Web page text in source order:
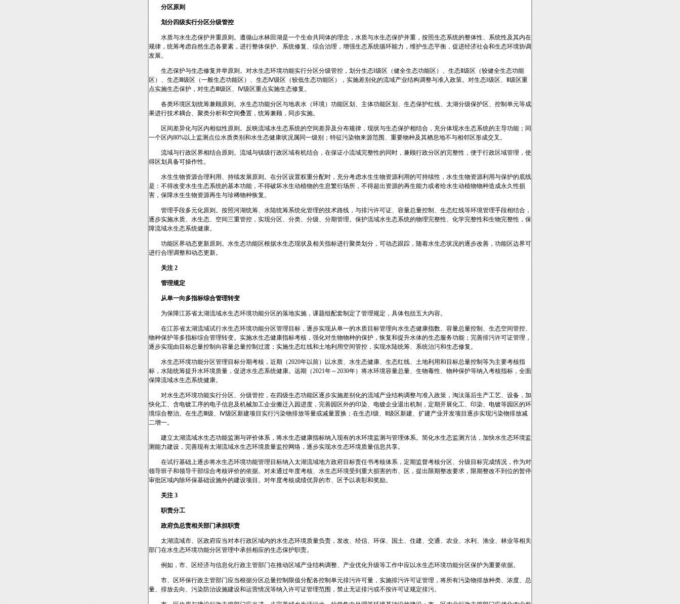
分区原则
划分四级实行分区分级管控
水质与水生态保护并重原则。遵循山水林田湖是一个生命共同体的理念，水质与水生态保护并重，按照生态系统的整体性、系统性及其内在
规律，统筹考虑自然生态各要素，进行整体保护、系统修复、综合治理，增强生态系统循环能力，维护生态平衡，促进经济社会和生态环境协调
发展。
生态保护与生态修复并举原则。对水生态环境功能实行分区分级管控，划分生态Ⅰ级区（健全生态功能区）、生态Ⅱ级区（较健全生态功能
区）、生态Ⅲ级区（一般生态功能区）、生态Ⅳ级区（较低生态功能区），实施差别化的流域产业结构调整与准入政策。对生态Ⅰ级区、Ⅱ级区重
点实施生态保护，对生态Ⅲ级区、Ⅳ级区重点实施生态修复。
各类环境区划统筹兼顾原则。水生态功能分区与地表水（环境）功能区划、主体功能区划、生态保护红线、太湖分级保护区、控制单元等成
果进行技术耦合、聚类分析和空间叠置，统筹兼顾，同步实施。
区间差异化与区内相似性原则。反映流域水生态系统的空间差异及分布规律，现状与生态保护相结合，充分体现水生态系统的主导功能；同
一个区内80%以上监测点位水质类别和水生态健康状况属同一级别；特征污染物来源范围、重要物种及其栖息地不与相邻区形成交叉。
流域与行政区界相结合原则。流域与镇级行政区域有机结合，在保证小流域完整性的同时，兼顾行政分区的完整性，便于行政区域管理，使
得区划具备可操作性。
水生生物资源合理利用、持续发展原则。在分区设置权重分配时，充分考虑水生生物资源利用的可持续性，水生生物资源利用与保护的底线
是：不得改变水生生态系统的基本功能，不得破坏水生动植物的生息繁衍场所，不得超出资源的再生能力或者给水生动植物物种造成永久性损
害，保障水生生物资源再生与珍稀物种恢复。
管理手段多元化原则。按照河湖统筹、水陆统筹系统化管理的技术路线，与排污许可证、容量总量控制、生态红线等环境管理手段相结合，
逐步实施水质、水生态、空间三重管控，实现分区、分类、分级、分期管理。保护流域水生态系统的物理完整性、化学完整性和生物完整性，保
障流域水生态系统健康。
功能区界动态更新原则。水生态功能区根据水生态现状及相关指标进行聚类划分，可动态跟踪，随着水生态状况的逐步改善，功能区边界可
进行合理调整和动态更新。
关注 2
管理规定
从单一向多指标综合管理转变
为保障江苏省太湖流域水生态环境功能分区的落地实施，课题组配套制定了管理规定，具体包括五大内容。
在江苏省太湖流域试行水生态环境功能分区管理目标，逐步实现从单一的水质目标管理向水生态健康指数、容量总量控制、生态空间管控、
物种保护等多指标综合管理转变。实施水生态健康指标考核，强化对生物物种的保护，恢复和提升水体的生态服务功能；完善排污许可证管理，
逐步实现由目标总量控制向容量总量控制过渡；实施生态红线和土地利用空间管控，实现水陆统筹、系统治污和生态修复。
水生态环境功能分区管理目标分期考核，近期（2020年以前）以水质、水生态健康、生态红线、土地利用和目标总量控制等为主要考核指
标，水陆统筹提升水环境质量，促进水生态系统健康。远期（2021年～2030年）将水环境容量总量、生物毒性、物种保护等纳入考核指标，全面
保障流域水生态系统健康。
对水生态环境功能实行分区、分级管控，在四级生态功能区逐步实施差别化的流域产业结构调整与准入政策，淘汰落后生产工艺、设备，加
快化工、含电镀工序的电子信息及机械加工企业搬迁入园进度，完善园区外的印染、电镀企业退出机制，定期开展化工、印染、电镀等园区的环
境综合整治。在生态Ⅲ级、Ⅳ级区新建项目实行污染物排放等量或减量置换；在生态Ⅰ级、Ⅱ级区新建、扩建产业开发项目逐步实现污染物排放减
二增一。
建立太湖流域水生态功能监测与评价体系，将水生态健康指标纳入现有的水环境监测与管理体系。简化水生态监测方法，加快水生态环境监
测能力建设，完善现有太湖流域水生态环境质量监控网络，逐步实现水生态环境质量信息共享。
在试行基础上逐步将水生态环境功能管理目标纳入太湖流域地方政府目标责任书考核体系，定期监督考核分区、分级目标完成情况，作为对
领导班子和领导干部综合考核评价的依据。对未通过年度考核、水生态环境受到重大损害的市、区，提出限期整改要求，限期整改不到位的暂停
审批区域内除环保基础设施外的建设项目。对年度考核成绩优异的市、区予以表彰和奖励。
关注 3
职责分工
政府负总责相关部门承担职责
太湖流域市、区政府应当对本行政区域内的水生态环境质量负责，发改、经信、环保、国土、住建、交通、农业、水利、渔业、林业等相关
部门在水生态环境功能分区管理中承担相应的生态保护职责。
例如，市、区经济与信息化行政主管部门在推动区域产业结构调整、产业优化升级等工作中应以水生态环境功能分区保护为重要依据。
市、区环保行政主管部门应当根据分区总量控制限值分配各控制单元排污许可量，实施排污许可证管理，将所有污染物排放种类、浓度、总
量、排放去向、污染防治设施建设和运营情况等纳入许可证管理范围，禁止无证排污或不按许可证规定排污。